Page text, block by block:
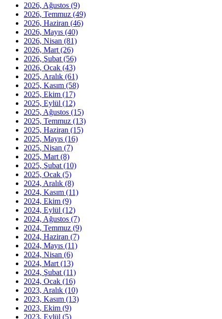
2026, Ağustos (9)
2026, Temmuz (49)
2026, Haziran (46)
2026, Mayıs (40)
2026, Nisan (81)
2026, Mart (26)
2026, Şubat (56)
2026, Ocak (43)
2025, Aralık (61)
2025, Kasım (58)
2025, Ekim (17)
2025, Eylül (12)
2025, Ağustos (15)
2025, Temmuz (13)
2025, Haziran (15)
2025, Mayıs (16)
2025, Nisan (7)
2025, Mart (8)
2025, Şubat (10)
2025, Ocak (5)
2024, Aralık (8)
2024, Kasım (11)
2024, Ekim (9)
2024, Eylül (12)
2024, Ağustos (7)
2024, Temmuz (9)
2024, Haziran (7)
2024, Mayıs (11)
2024, Nisan (6)
2024, Mart (13)
2024, Şubat (11)
2024, Ocak (16)
2023, Aralık (10)
2023, Kasım (13)
2023, Ekim (9)
2023, Eylül (5)